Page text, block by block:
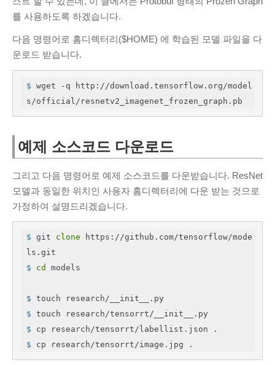
CATEGORIES
C/C++(6)
Cloud(1)
Python (12)
Windows(2)
데이터분석(36)
Tensorflow(18)
리눅스(53)
명령어(2)
서버 (44)
워드프레스 (10)
일반(23)
PAGES
를 사용하도록 하겠습니다.
다음 명령어로 홈디렉터리($HOME) 에 학습된 모델 파일을 다
운로드 받습니다.
$ wget -q http://download.tensorflow.org/model
s/official/resnetv2_imagenet_frozen_graph.pb
예제 소스코드 다운로드
그리고 다음 명령어로 예제 소스코드를 다운받습니다. ResNet
모델과 동일한 위치인 사용자 홈디렉터리에 다운 받는 것으로
가정하여 설명드리겠습니다.
$ git clone https://github.com/tensorflow/mode
ls.git
$
cd models
$ touch research/__init__.py
$ touch research/tensorrt/__init__.py
$ cp research/tensorrt/labellist.json .
$ cp research/tensorrt/image.jpg .